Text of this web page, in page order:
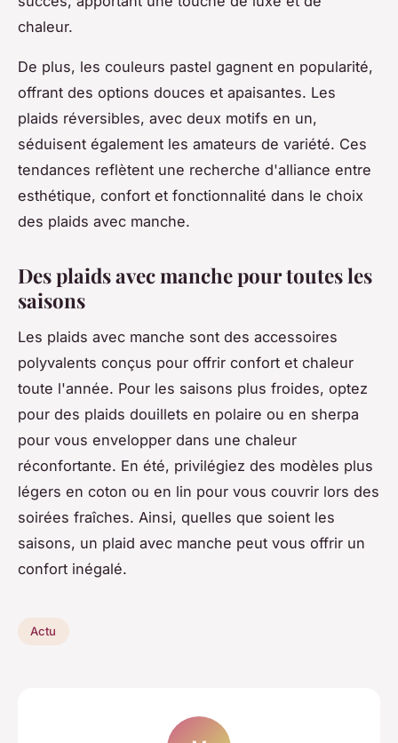
chaleur.
De plus, les couleurs pastel gagnent en popularité,
offrant des options douces et apaisantes. Les
plaids réversibles, avec deux motifs en un,
séduisent également les amateurs de variété. Ces
tendances reflètent une recherche d'alliance entre
esthétique, confort et fonctionnalité dans le choix
des plaids avec manche.
Des plaids avec manche pour toutes les
saisons
Les plaids avec manche sont des accessoires
polyvalents conçus pour offrir confort et chaleur
toute l'année. Pour les saisons plus froides, optez
pour des plaids douillets en polaire ou en sherpa
pour vous envelopper dans une chaleur
réconfortante. En été, privilégiez des modèles plus
légers en coton ou en lin pour vous couvrir lors des
soirées fraîches. Ainsi, quelles que soient les
saisons, un plaid avec manche peut vous offrir un
confort inégalé.
Actu